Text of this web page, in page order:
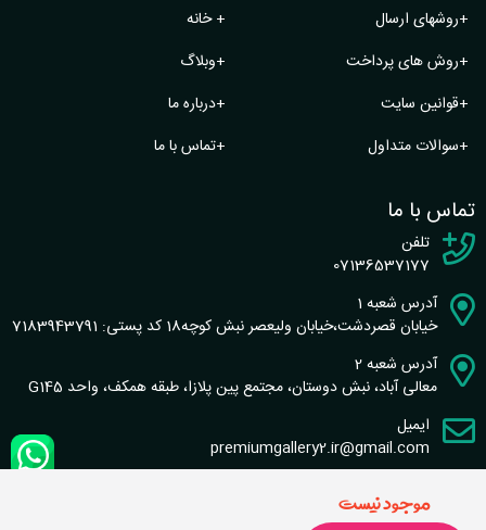
موجود نیست
+روشهای ارسال
+روش های پرداخت
+قوانین سایت
+سوالات متداول
+خانه
+وبلاگ
+درباره ما
+تماس با ما
تماس با ما
تلفن
07136537177
آدرس شعبه 1
خیابان قصردشت،خیابان ولیعصر نبش کوچه18 کد پستی: 7183943791
آدرس شعبه 2
معالی آباد، نبش دوستان، مجتمع پین پلازا، طبقه همکف، واحد G145
ایمیل
premiumgallery2.ir@gmail.com